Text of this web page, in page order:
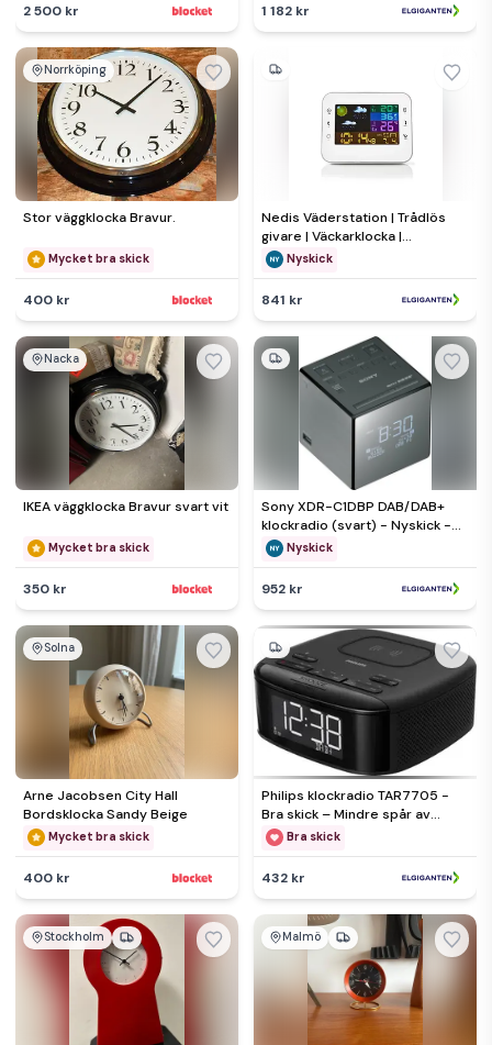
2 500 kr 1 182 kr
Norrköping
Stor väggklocka Bravur.
Mycket bra skick
400 kr
Nedis Väderstation | Trådlös
givare | Väckarklocka |
Väderprognos - Nyskick - i
originalförpackning
Nyskick
841 kr
Nacka
IKEA väggklocka Bravur svart vit
Mycket bra skick
350 kr
Sony XDR-C1DBP DAB/DAB+
klockradio (svart) - Nyskick -
originalförpackning saknas
Nyskick
952 kr
Solna
Arne Jacobsen City Hall
Bordsklocka Sandy Beige
Mycket bra skick
400 kr
Philips klockradio TAR7705 -
Bra skick – Mindre spår av
användning
Bra skick
432 kr
Stockholm Malmö